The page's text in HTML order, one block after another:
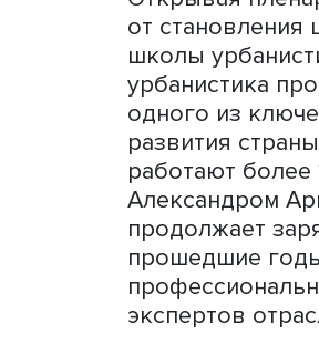
научной и
урбаниста и
только
образ
формате
сегодня и
рассказал
Как